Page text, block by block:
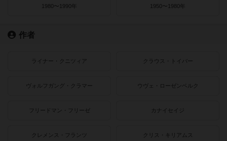
1980〜1990年 1950〜1980年
作者
ライナー・クニツィア クラウス・トイバー
ヴォルフガング・クラマー ウヴェ・ローゼンベルク
フリードマン・フリーゼ カナイセイジ
クレメンス・フランツ クリス・キリアムス